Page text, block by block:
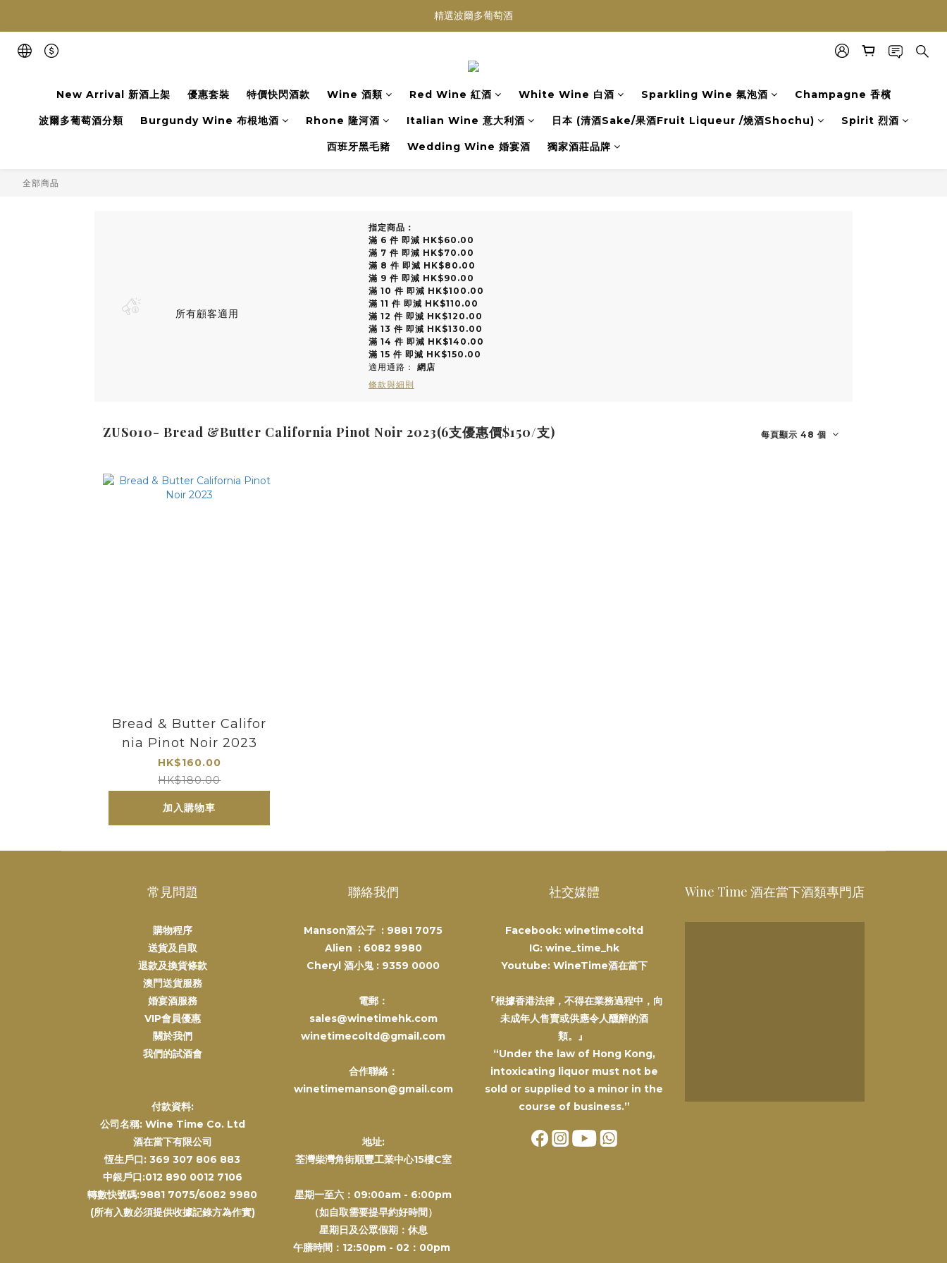
買滿任何酒類 六支 或買滿 $1200 (不限支數) 皆可享免費送貨
精選波爾多葡萄酒
買滿任何酒類 六支 或買滿 $1200 (不限支數) 皆可享免費送貨
New Arrival 新酒上架
優惠套裝 特價快閃酒款 Wine 酒類 Red Wine 紅酒 White Wine 白酒 Sparkling Wine 氣泡酒 Champagne 香檳
波爾多葡萄酒分類 Burgundy Wine 布根地酒 Rhone 隆河酒 Italian Wine 意大利酒 日本 (清酒Sake/果酒Fruit Liqueur /燒酒Shochu) Spirit 烈酒
西班牙黑毛豬 Wedding Wine 婚宴酒 獨家酒莊品牌
全部商品
所有顧客適用
指定商品：
滿 6 件 即減 HK$60.00
滿 7 件 即減 HK$70.00
滿 8 件 即減 HK$80.00
滿 9 件 即減 HK$90.00
滿 10 件 即減 HK$100.00
滿 11 件 即減 HK$110.00
滿 12 件 即減 HK$120.00
滿 13 件 即減 HK$130.00
滿 14 件 即減 HK$140.00
滿 15 件 即減 HK$150.00
適用通路： 網店
條款與細則
ZUS010- Bread &Butter California Pinot Noir 2023(6支優惠價$150/支) 每頁顯示 48 個
Bread & Butter Califor
nia Pinot Noir 2023
HK$160.00
HK$180.00
加入購物車
常見問題
購物程序
送貨及自取
退款及換貨條款
澳門送貨服務
婚宴酒服務
VIP會員優惠
關於我們
我們的試酒會
付款資料:
公司名稱: Wine Time Co. Ltd
酒在當下有限公司
恆生戶口: 369 307 806 883
中銀戶口:012 890 0012 7106
轉數快號碼:9881 7075/6082 9980
(所有入數必須提供收據記錄方為作實)
聯絡我們
Manson酒公子 : 9881 7075
Alien : 6082 9980
Cheryl 酒小鬼 : 9359 0000
電郵：
sales@winetimehk.com
winetimecoltd@gmail.com
合作聯絡：
winetimemanson@gmail.com
地址:
荃灣柴灣角街順豐工業中心15樓C室
星期一至六：09:00am - 6:00pm
（如自取需要提早約好時間）
星期日及公眾假期：休息
午膳時間：12:50pm - 02：00pm
社交媒體
Facebook: winetimecoltd
IG: wine_time_hk
Youtube: WineTime酒在當下
『根據香港法律，不得在業務過程中，向
未成年人售賣或供應令人醺醉的酒
類。』
“Under the law of Hong Kong,
intoxicating liquor must not be
sold or supplied to a minor in the
course of business.”
Wine Time 酒在當下酒類專門店